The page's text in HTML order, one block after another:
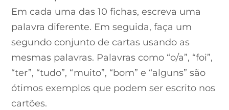
Em cada uma das 10 fichas, escreva uma
palavra diferente. Em seguida, faça um
segundo conjunto de cartas usando as
mesmas palavras. Palavras como “o/a”, “foi”,
“ter”, “tudo”, “muito”, “bom” e “alguns” são
ótimos exemplos que podem ser escrito nos
cartões.